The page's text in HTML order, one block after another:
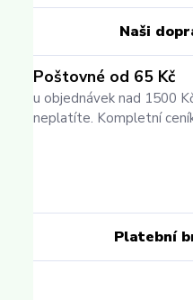
Naši
Poštovné od 65 Kč
u objednávek nad 1500
neplatíte. Kompletní
Platební